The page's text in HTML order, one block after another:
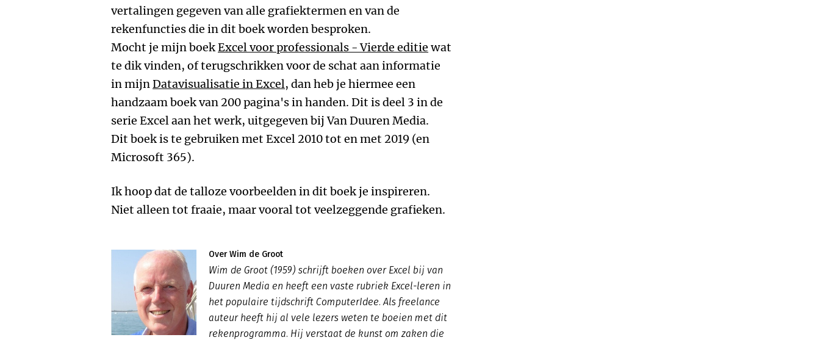
vertalingen gegeven van alle grafiektermen en van de
rekenfuncties die in dit boek worden besproken.
Mocht je mijn boekExcel voor professionals - Vierde editie wat
te dik vinden, of terugschrikken voor de schat aan informatie
in mijnDatavisualisatie in Excel, dan heb je hiermee een
handzaam boek van 200 pagina's in handen. Dit is deel 3 in de
serie Excel aan het werk, uitgegeven bij Van Duuren Media.
Dit boek is te gebruiken met Excel 2010 tot en met 2019 (en
Microsoft 365).
Ik hoop dat de talloze voorbeelden in dit boek je inspireren.
Niet alleen tot fraaie, maar vooral tot veelzeggende grafieken.
Over Wim de Groot
Wim de Groot (1959) schrijft boeken over Excel bij van
Duuren Media en heeft een vaste rubriek Excel-leren in
het populaire tijdschrift ComputerIdee. Als freelance
auteur heeft hij al vele lezers weten te boeien met dit
rekenprogramma. Hij verstaat de kunst om zaken die